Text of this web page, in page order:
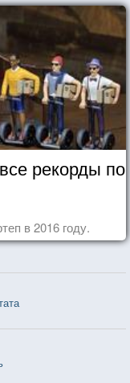
рекорды по
в 2016 году.